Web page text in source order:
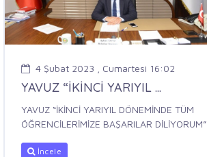
4 Şubat 2023 , Cumartesi 16:02
YAVUZ “İKİNCİ YARIYIL ...
YAVUZ “İKİNCİ YARIYIL DÖNEMİNDE TÜM
ÖĞRENCİLERİMİZE BAŞARILAR DİLİYORUM”
İncele